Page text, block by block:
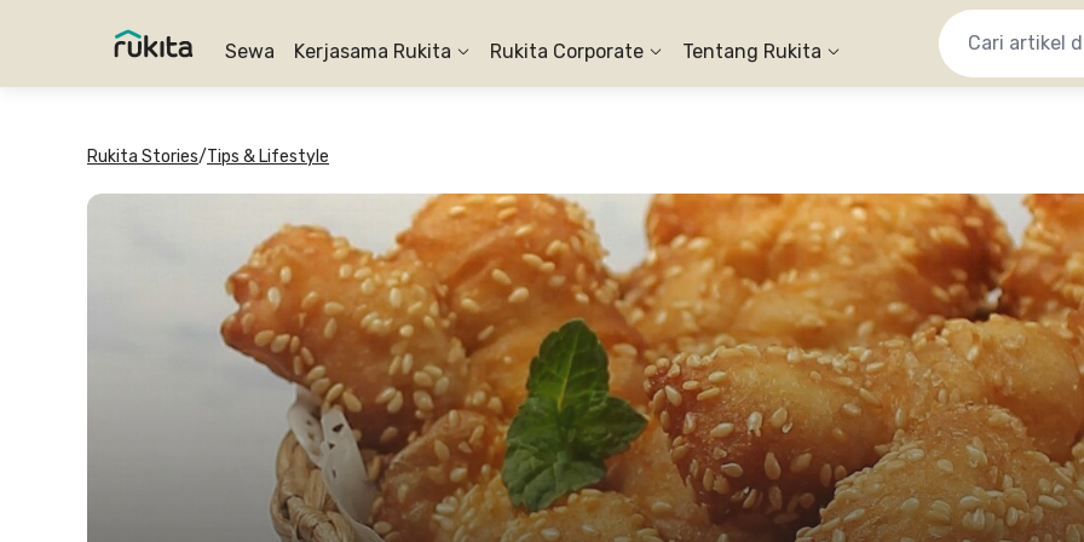
Sewa Kerjasama Rukita Rukita Corporate Tentang Rukita
Rukita Stories/Tips & Lifestyle